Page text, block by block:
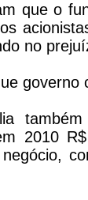
que o
no
2010